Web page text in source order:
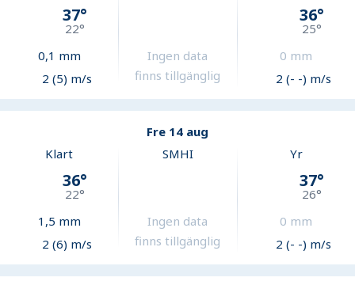
37°
22°
0,1 mm
2 (5) m/s
Ingen data
finns tillgänglig
36°
25°
0 mm
2 (- -) m/s
Fre 14 aug
Klart
36°
22°
1,5 mm
2 (6) m/s
SMHI
Ingen data
finns tillgänglig
Yr
37°
26°
0 mm
2 (- -) m/s